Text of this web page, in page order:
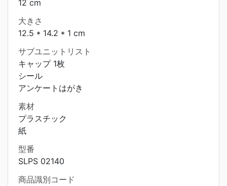
12 cm
大きさ
12.5 * 14.2 * 1 cm
サブユニットリスト
キャップ 1枚
シール
アンケートはがき
素材
プラスチック
紙
型番
SLPS 02140
商品識別コード